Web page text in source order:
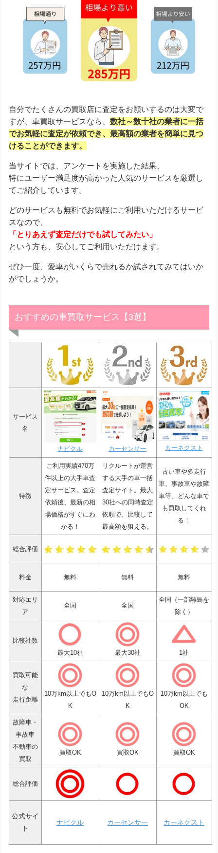
自分でたくさんの買取店に査定をお願いするのは大変で
すが、車買取サービスなら、 数社～数十社の業者に一括
でお気軽に査定が依頼でき、 最高額の業者を簡単に見つ
けることができます。
当サイトでは、アンケートを実施した結果、
特にユーザー満足度が高かった人気のサービスを厳選し
てご紹介しています。
どのサービスも無料でお気軽にご利用いただけるサービ
スなので、
「とりあえず査定だけでも試してみたい」
という方も、安心してご利用いただけます。
ぜひ一度、愛車がいくらで売れるか試されてみてはいか
がでしょうか。
おすすめの車買取サービス【3選】
サービス
名
ナビクル カーセンサー カーネクスト
特徴
ご利用実績470万
件以上の大手車査
定サービス。査定
依頼後、最新の相
場価格がすぐにわ
かる！
リクルートが運営
する大手の車一括
査定サイト。最大
30社への同時査定
依頼で、比較して
最高額を狙える。
古い車や多走行
車、事故車や故障
車等、どんな車で
も買取してくれ
る！
総合評価
料金 無料 無料 無料
対応エリ
ア
全国 全国
全国（一部離島を
除く）
比較社数
最大10社
最大30社 1社
買取可能
な
走行距離
10万km以上でもO
K
10万km以上でもO
K
10万km以上でも
OK
故障車・
事故車
不動車の
買取
買取OK 買取OK 買取OK
総合評価
公式サイ
ト
ナビクル カーセンサー カーネクスト